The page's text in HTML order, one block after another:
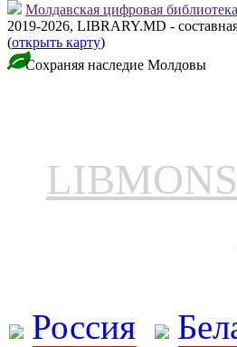
Молдавская цифровая библиотека
2019-2026, LIBRARY.MD -
(открыть карту)
Сохраняя наследие Молдовы
Россия